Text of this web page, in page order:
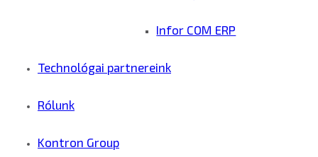
Infor COM ERP
Technológai partnereink
Rólunk
Kontron Group